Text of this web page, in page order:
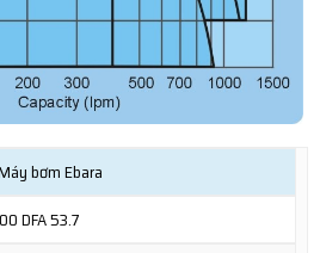
bơm Ebara
DFA 53.7